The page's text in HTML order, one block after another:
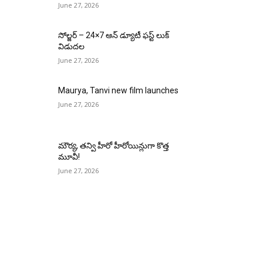
June 27, 2026
సోల్జర్ – 24×7 ఆన్ డ్యూటీ ఫస్ట్ లుక్
విడుదల
June 27, 2026
Maurya, Tanvi new film launches
June 27, 2026
మౌర్య‌, త‌న్వి హీరో హీరోయిన్లుగా కొత్త
మూవీ!
June 27, 2026